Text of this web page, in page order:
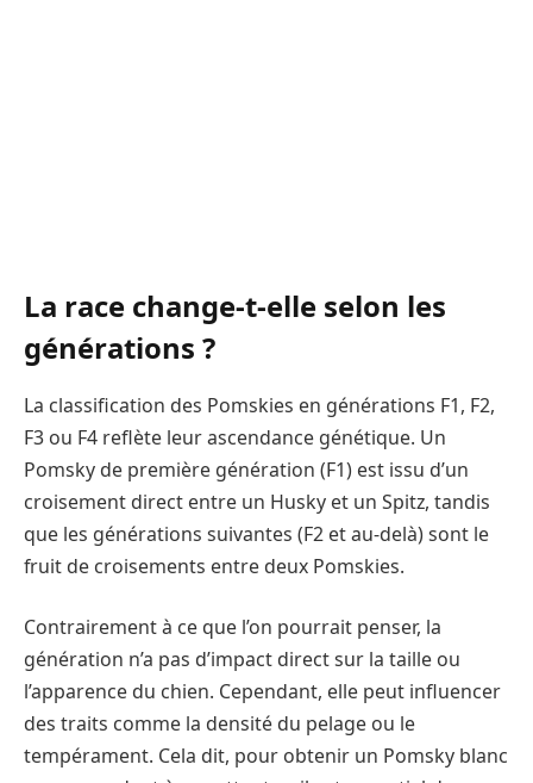
La race change-t-elle selon les
générations ?
La classification des Pomskies en générations F1, F2,
F3 ou F4 reflète leur ascendance génétique. Un
Pomsky de première génération (F1) est issu d’un
croisement direct entre un Husky et un Spitz, tandis
que les générations suivantes (F2 et au-delà) sont le
fruit de croisements entre deux Pomskies.
Contrairement à ce que l’on pourrait penser, la
génération n’a pas d’impact direct sur la taille ou
l’apparence du chien. Cependant, elle peut influencer
des traits comme la densité du pelage ou le
tempérament. Cela dit, pour obtenir un Pomsky blanc